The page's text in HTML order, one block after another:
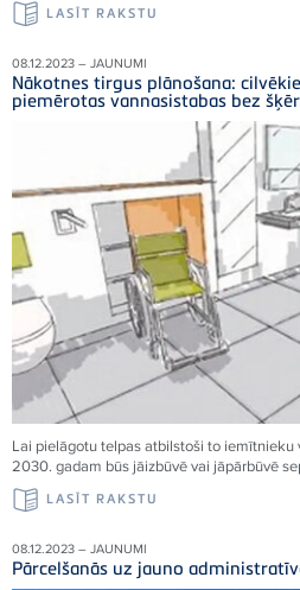
LASĪT RAKSTU
08.12.2023 – JAUNUMI
Nākotnes tirgus plānošana:
piemērotas vannasistabas bez
Lai pielāgotu telpas atbilstoši to iemītnieku
2030. gadam būs jāizbūvē vai jāpārbūvē
LASĪT RAKSTU
08.12.2023 – JAUNUMI
Pārcelšanās uz jauno